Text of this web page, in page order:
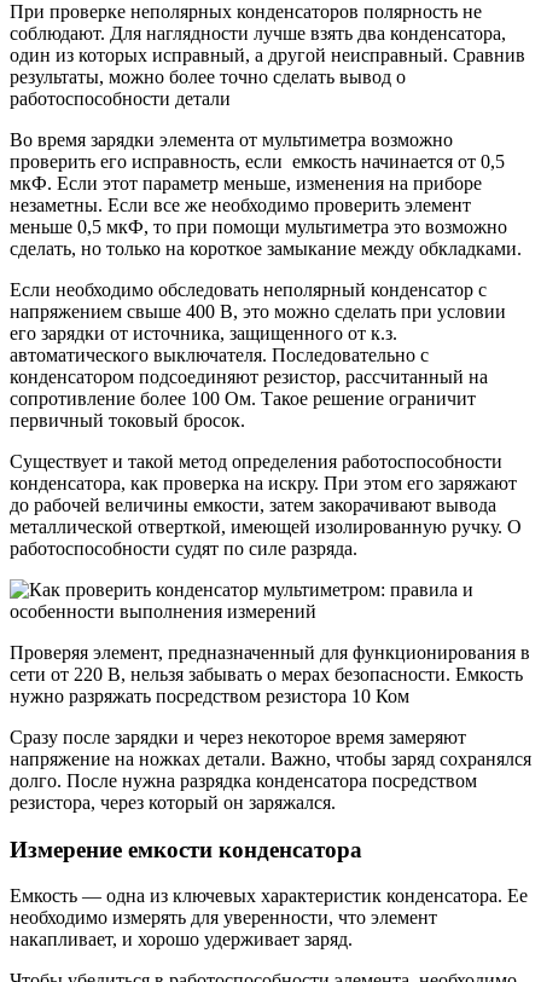
При проверке неполярных конденсаторов полярность не
соблюдают. Для наглядности лучше взять два конденсатора,
один из которых исправный, а другой неисправный. Сравнив
результаты, можно более точно сделать вывод о
работоспособности детали
Во время зарядки элемента от мультиметра возможно
проверить его исправность, если емкость начинается от 0,5
мкФ. Если этот параметр меньше, изменения на приборе
незаметны. Если все же необходимо проверить элемент
меньше 0,5 мкФ, то при помощи мультиметра это возможно
сделать, но только на короткое замыкание между обкладками.
Если необходимо обследовать неполярный конденсатор с
напряжением свыше 400 В, это можно сделать при условии
его зарядки от источника, защищенного от к.з.
автоматического выключателя. Последовательно с
конденсатором подсоединяют резистор, рассчитанный на
сопротивление более 100 Ом. Такое решение ограничит
первичный токовый бросок.
Существует и такой метод определения работоспособности
конденсатора, как проверка на искру. При этом его заряжают
до рабочей величины емкости, затем закорачивают вывода
металлической отверткой, имеющей изолированную ручку. О
работоспособности судят по силе разряда.
Проверяя элемент, предназначенный для функционирования в
сети от 220 В, нельзя забывать о мерах безопасности. Емкость
нужно разряжать посредством резистора 10 Ком
Сразу после зарядки и через некоторое время замеряют
напряжение на ножках детали. Важно, чтобы заряд сохранялся
долго. После нужна разрядка конденсатора посредством
резистора, через который он заряжался.
Измерение емкости конденсатора
Емкость — одна из ключевых характеристик конденсатора. Ее
необходимо измерять для уверенности, что элемент
накапливает, и хорошо удерживает заряд.